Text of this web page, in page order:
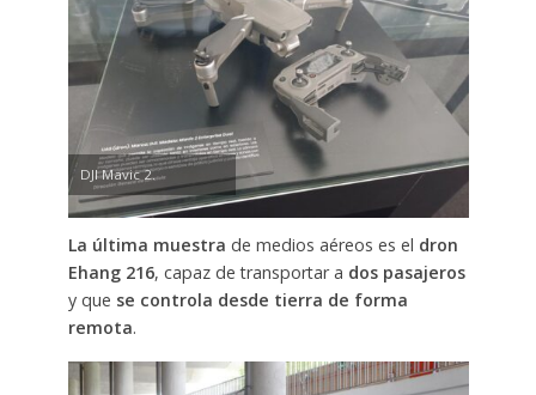
DJI Mavic 2.
La última muestra de medios aéreos es el dron
Ehang 216, capaz de transportar a dos pasajeros
y que se controla desde tierra de forma
remota.